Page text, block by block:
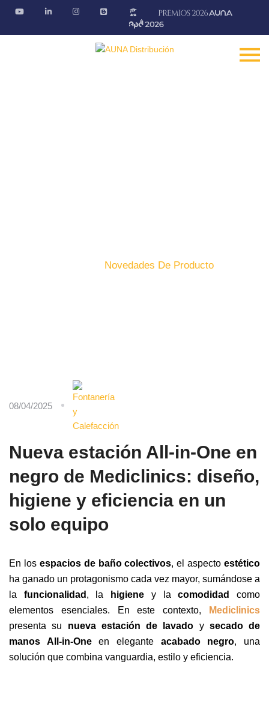
Novedades De Producto
08/04/2025
Nueva estación All-in-One en
negro de Mediclinics: diseño,
higiene y eficiencia en un
solo equipo
En los espacios de baño colectivos, el aspecto estético
ha ganado un protagonismo cada vez mayor, sumándose a
la funcionalidad , la higiene y lacomodidad
como
elementos esenciales. En este contexto,
Mediclinics
presenta su nueva estación de lavado ysecado de
manos All-in-Oneen elegante acabado negro, una
solución que combina vanguardia, estilo y eficiencia.